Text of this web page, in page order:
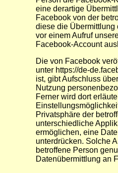
eine derartige
Facebook von der
diese die Übermittlung
vor einem Aufruf
Facebook-Account
Die von Facebook
unter https://de-
ist, gibt Aufschluss
Nutzung
Ferner wird dort
Privatsphäre der
unterschiedliche
ermöglichen, eine
unterdrücken. Solche
betroffene Person
Datenübermittlung an